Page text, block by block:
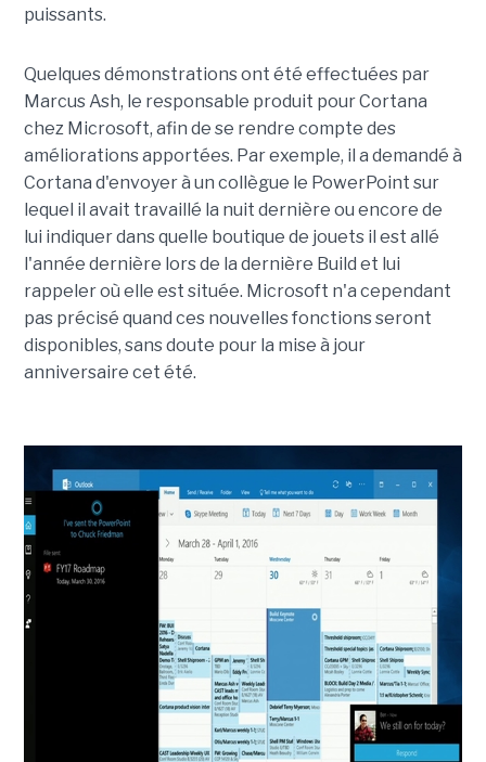
puissants.
Quelques démonstrations ont été effectuées par
Marcus Ash, le responsable produit pour Cortana
chez Microsoft, afin de se rendre compte des
améliorations apportées. Par exemple, il a demandé à
Cortana d'envoyer à un collègue le PowerPoint sur
lequel il avait travaillé la nuit dernière ou encore de
lui indiquer dans quelle boutique de jouets il est allé
l'année dernière lors de la dernière Build et lui
rappeler où elle est située. Microsoft n'a cependant
pas précisé quand ces nouvelles fonctions seront
disponibles, sans doute pour la mise à jour
anniversaire cet été.